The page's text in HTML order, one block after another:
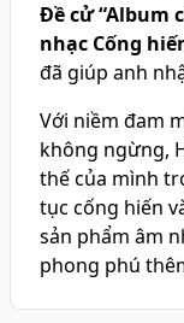
Đề cử “Album
nhạc Cống
đã giúp anh
Với niềm đam
không ngừng,
thế của mình
tục cống hiến
sản phẩm âm
phong phú